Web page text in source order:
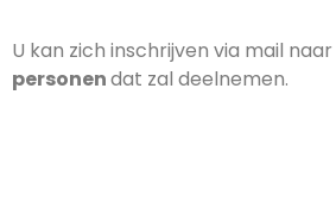
U kan zich inschrijven via mail naar
personendat zal deelnemen.